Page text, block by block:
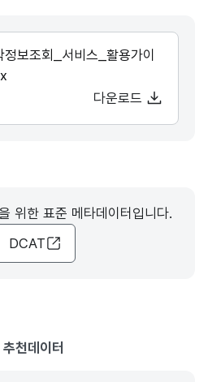
보조회_서비스_활용가이
다운로드
위한 표준 메타데이터입니다.
DCAT
추천데이터